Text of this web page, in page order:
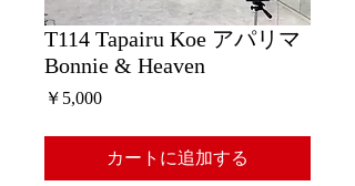
T114 Tapairu Koe アパリマ
Bonnie & Heaven
￥5,000価
カートに追加する